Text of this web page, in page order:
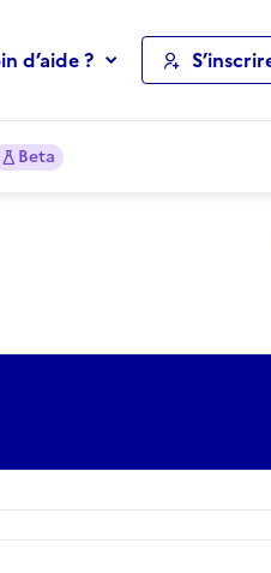
d’aide ?
Beta